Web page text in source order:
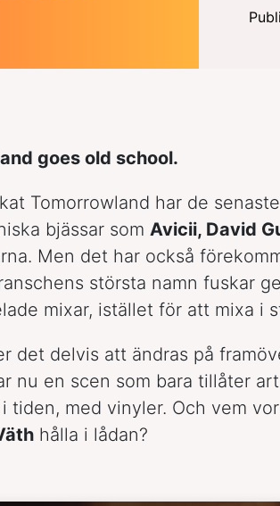
goes old school.
Tomorrowland har de
bjässar som Avicii, David
Men det har också
största namn fuskar
mixar, istället för att mixa i
det delvis att ändras på
nu en scen som bara tillåter
tiden, med vinyler. Och vem
hålla i lådan?